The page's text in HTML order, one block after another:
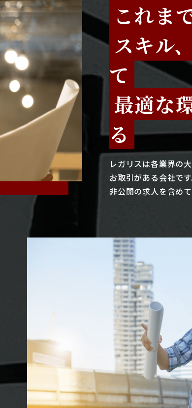
これま
スキル
て
最適な
る
レガリスは各業界の
お取引がある会社です
非公開の求人を含め